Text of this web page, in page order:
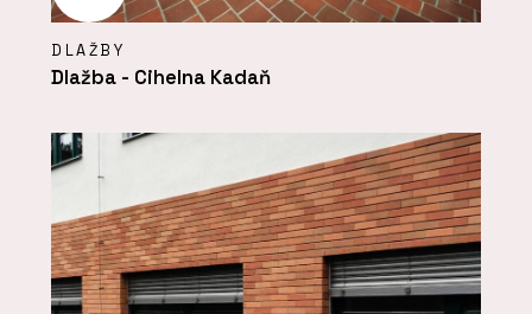
DLAŽBY
Dlažba - Cihelna Kadaň